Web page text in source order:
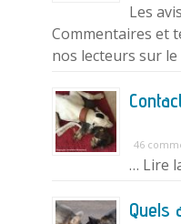
Les
Commentaires et
nos lecteurs sur
46
… Lire
Quels